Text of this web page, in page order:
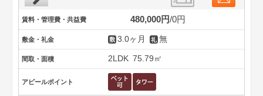
賃料・管理費・共益費 480,000円 0円
敷金・礼金 3.0ヶ月 無
間取・面積 2LDK 75.79㎡
アピールポイント